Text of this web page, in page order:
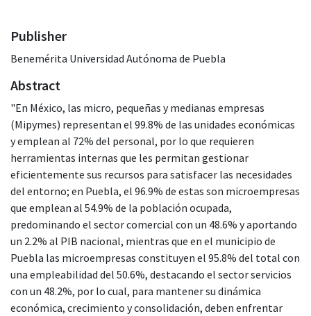
Publisher
Benemérita Universidad Autónoma de Puebla
Abstract
"En México, las micro, pequeñas y medianas empresas
(Mipymes) representan el 99.8% de las unidades económicas
y emplean al 72% del personal, por lo que requieren
herramientas internas que les permitan gestionar
eficientemente sus recursos para satisfacer las necesidades
del entorno; en Puebla, el 96.9% de estas son microempresas
que emplean al 54.9% de la población ocupada,
predominando el sector comercial con un 48.6% y aportando
un 2.2% al PIB nacional, mientras que en el municipio de
Puebla las microempresas constituyen el 95.8% del total con
una empleabilidad del 50.6%, destacando el sector servicios
con un 48.2%, por lo cual, para mantener su dinámica
económica, crecimiento y consolidación, deben enfrentar